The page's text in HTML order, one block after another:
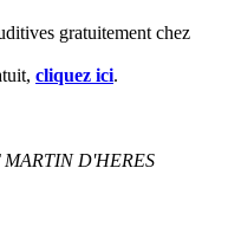
gratuitement chez
cliquez ici.
MARTIN D'HERES